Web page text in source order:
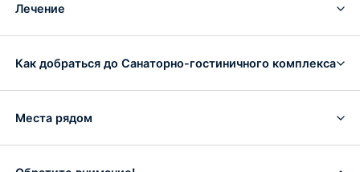
Лечение
Как добраться до Санаторно-гостиничного комплекса
Места рядом